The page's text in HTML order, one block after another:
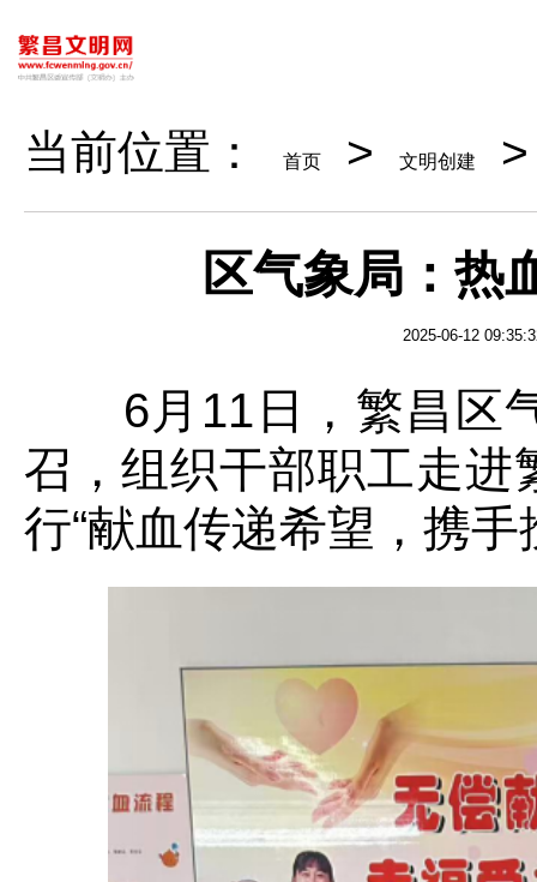
当前位置： 首页 > 文明创建
区气象局：热
2025-06-12
6月11日，繁昌区气
召，组织干部职工走进
行“献血传递希望，携